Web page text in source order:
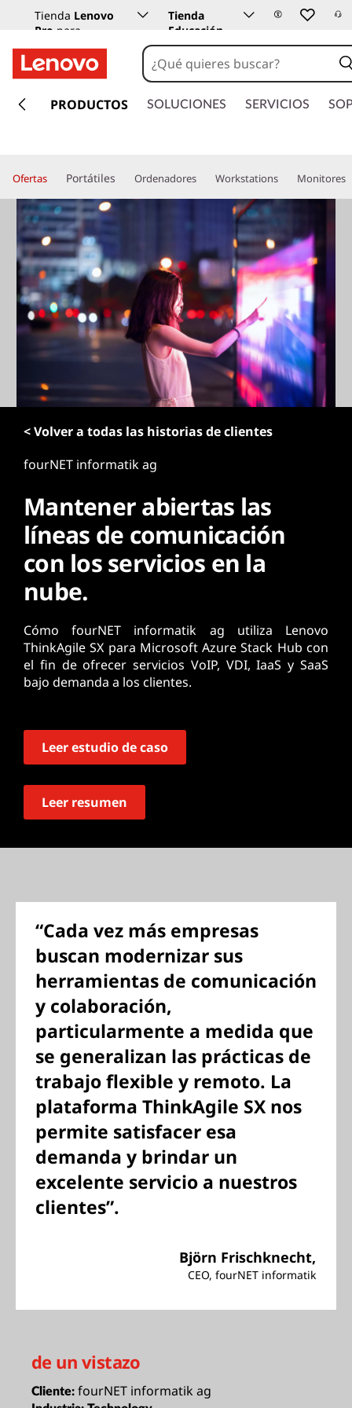
Tienda Lenovo
Pro para
empresas
Tienda
Educación
Lenovo
o
n
d
o
r
PRODUCTOS SOLUCIONES SERVICIOS
Ofertas Portátiles Ordenadores Workstations Monitores
< Volver a todas las historias de clientes
fourNET informatik ag
Mantener abiertas las
líneas de comunicación
con los servicios en la
nube.
Cómo fourNET informatik ag utiliza Lenovo
ThinkAgile SX para Microsoft Azure Stack Hub con
el fin de ofrecer servicios VoIP, VDI, IaaS y SaaS
bajo demanda a los clientes.
Leer estudio de caso
Leer resumen
“Cada vez más empresas
buscan modernizar sus
herramientas de comunicación
y colaboración,
particularmente a medida que
se generalizan las prácticas de
trabajo flexible y remoto. La
plataforma ThinkAgile SX nos
permite satisfacer esa
demanda y brindar un
excelente servicio a nuestros
clientes”.
Björn Frischknecht,
CEO, fourNET informatik
de un vistazo
Cliente: fourNET informatik ag